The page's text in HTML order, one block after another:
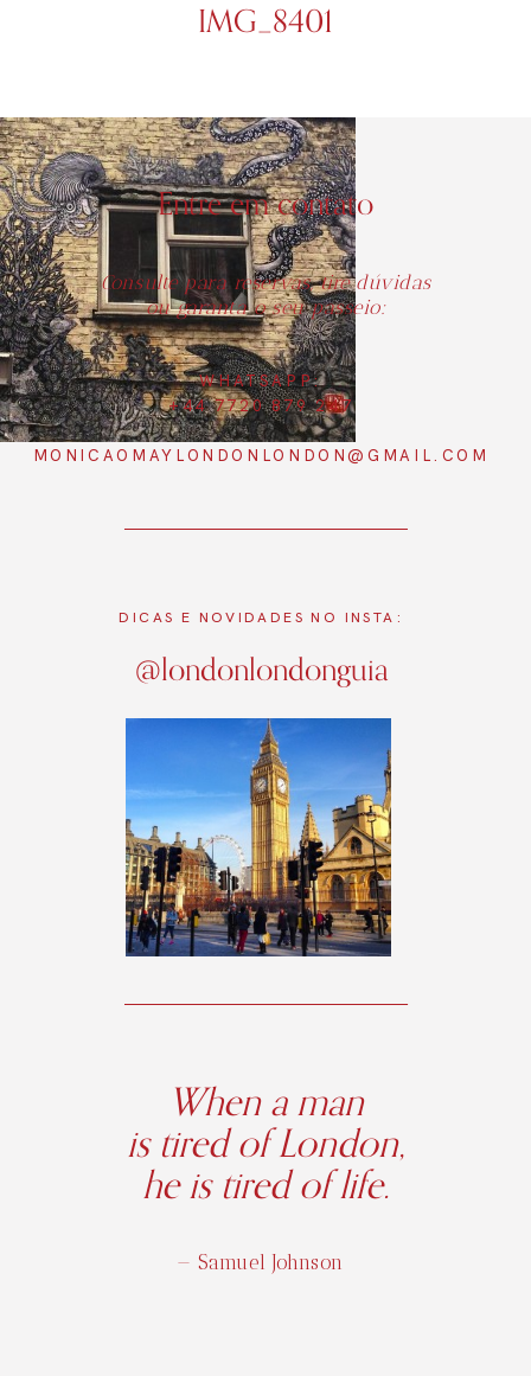
IMG_8401
DICAS E NOVIDADES NO INSTA:
When a man
is tired of London,
he is tired of life.
Entre em contato
@londonlondonguia
Consulte para reservas, tire dúvidas
ou garanta o seu passeio:
WHATSAPP:
+44 7720 879 247
MONICAOMAYLONDONLONDON@GMAIL.COM
— Samuel Johnson